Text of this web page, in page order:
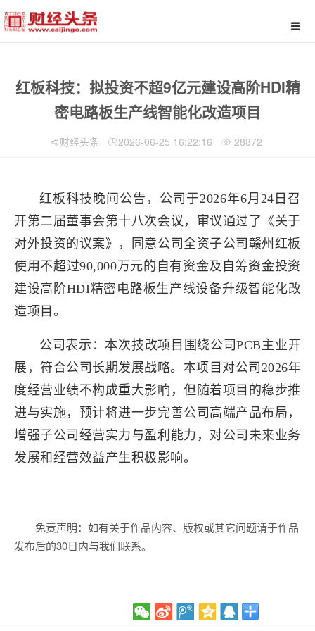
红板科技：拟投资不超9亿元建设高阶HDI精
密电路板生产线智能化改造项目
财经头条 2026-06-25 16:22:16 28872
红板科技晚间公告，公司于2026年6月24日召
开第二届董事会第十八次会议，审议通过了《关于
对外投资的议案》，同意公司全资子公司赣州红板
使用不超过90,000万元的自有资金及自筹资金投资
建设高阶HDI精密电路板生产线设备升级智能化改
造项目。
公司表示：本次技改项目围绕公司PCB主业开
展，符合公司长期发展战略。本项目对公司2026年
度经营业绩不构成重大影响，但随着项目的稳步推
进与实施，预计将进一步完善公司高端产品布局，
增强子公司经营实力与盈利能力，对公司未来业务
发展和经营效益产生积极影响。
免责声明：如有关于作品内容、版权或其它问题请于作品
发布后的30日内与我们联系。